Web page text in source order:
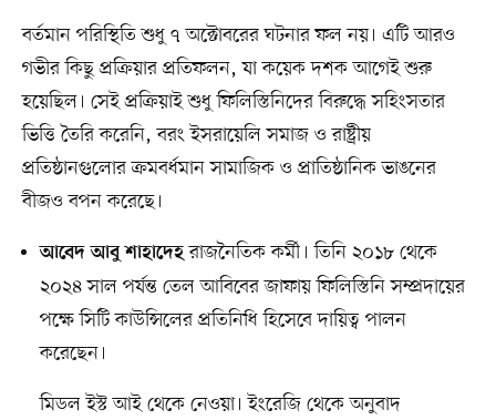
বর্তমান পরিস্থিতি শুধু ৭ অক্টোবরের ঘটনার ফল নয়। এটি আরও
গভীর কিছু প্রক্রিয়ার প্রতিফলন, যা কয়েক দশক আগেই শুরু
হয়েছিল। সেই প্রক্রিয়াই শুধু ফিলিস্তিনিদের বিরুদ্ধে সহিংসতার
ভিত্তি তৈরি করেনি, বরং ইসরায়েলি সমাজ ও রাষ্ট্রীয়
প্রতিষ্ঠানগুলোর ক্রমবর্ধমান সামাজিক ও প্রাতিষ্ঠানিক ভাঙনের
বীজও বপন করেছে।
আবেদ আবু শাহাদেহরাজনৈতিক কর্মী। তিনি ২০১৮ থেকে
২০২৪ সাল পর্যন্ত তেল আবিবের জাফায় ফিলিস্তিনি সম্প্রদায়ের
পক্ষে সিটি কাউন্সিলের প্রতিনিধি হিসেবে দায়িত্ব পালন
করেছেন।
মিডল ইস্ট আই থেকে নেওয়া। ইংরেজি থেকে অনুবাদ